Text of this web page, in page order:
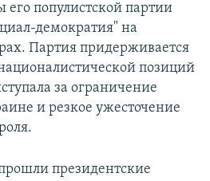
его популистской партии
демократия" на
Партия придерживается
позиций
за ограничение
и резкое ужесточение
президентские